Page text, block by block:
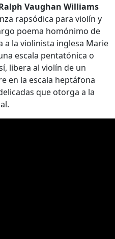
Vaughan Williams
rapsódica para violín y
poema homónimo de
a la violinista inglesa Marie
escala pentatónica o
libera al violín de un
en la escala heptáfona
que otorga a la